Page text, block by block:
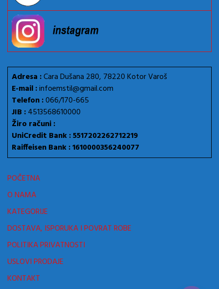
Adresa :Cara Dušana 280, 78220 Kotor Varoš
E-mail :infoemstil@gmail.com
Telefon :066/170-665
JIB :4513568610000
Žiro računi :
UniCredit Bank : 5517202262712219
Raiffeisen Bank : 1610000356240077
POČETNA
O NAMA
KATEGORIJE
DOSTAVA, ISPORUKA I POVRAT ROBE
POLITIKA PRIVATNOSTI
USLOVI PRODAJE
KONTAKT